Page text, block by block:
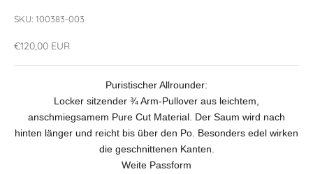
SKU: 100383-003
Angebot
€120,00 EUR
Puristischer Allrounder:
Locker sitzender ¾ Arm-Pullover aus leichtem,
anschmiegsamem Pure Cut Material. Der Saum wird nach
hinten länger und reicht bis über den Po. Besonders edel wirken
die geschnittenen Kanten.
Weite Passform